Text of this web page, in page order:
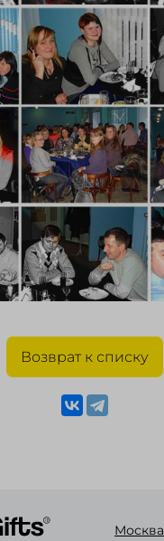
Возврат к списку
Москва